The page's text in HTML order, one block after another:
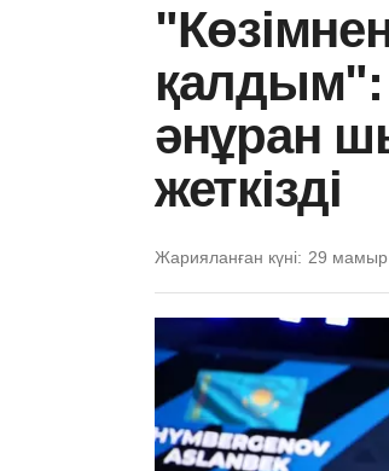
әнұран
жеткізді
Жарияланған күні: 29 мамыр